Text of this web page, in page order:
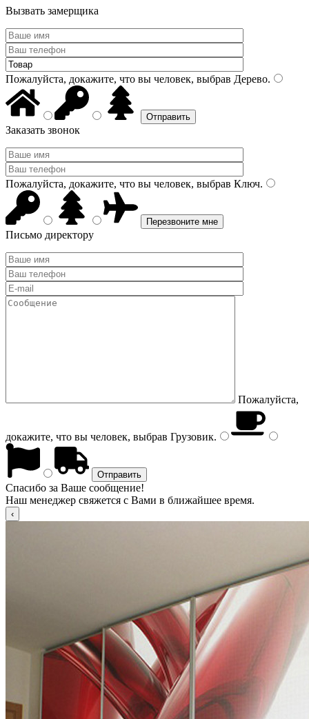
Вызвать замерщика
Пожалуйста, докажите, что вы человек, выбрав Дерево.
Заказать звонок
Пожалуйста, докажите, что вы человек, выбрав Ключ.
Письмо директору
Пожалуйста,
докажите, что вы человек, выбрав Грузовик.
Спасибо за Ваше сообщение!
Наш менеджер свяжется с Вами в ближайшее время.